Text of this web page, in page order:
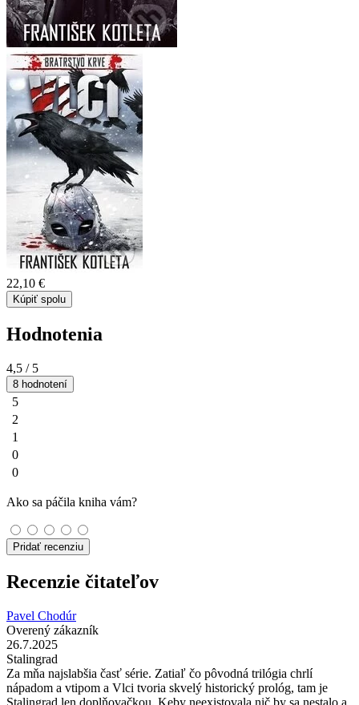
22,10 €
Kúpiť spolu
Hodnotenia
4,5 / 5
8 hodnotení
5
2
1
0
0
Ako sa páčila kniha vám?
Pridať recenziu
Recenzie čitateľov
Pavel Chodúr
Overený zákazník
26.7.2025
Stalingrad
Za mňa najslabšia časť série. Zatiaľ čo pôvodná trilógia chrlí
nápadom a vtipom a Vlci tvoria skvelý historický prológ, tam je
Stalingrad len doplňovačkou. Keby neexistovala nič by sa nestalo a